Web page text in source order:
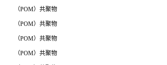
（POM）共聚物
（POM）共聚物
（POM）共聚物
（POM）共聚物